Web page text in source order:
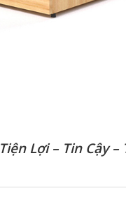
Tiện Lợi – Tin Cậy